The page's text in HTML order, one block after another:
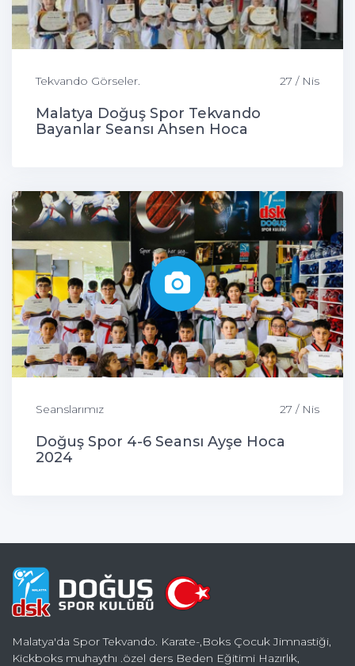
Tekvando Görseler. 27 / Nis
Malatya Doğuş Spor Tekvando
Bayanlar Seansı Ahsen Hoca
Seanslarımız 27 / Nis
Doğuş Spor 4-6 Seansı Ayşe Hoca
2024
Malatya'da Spor Tekvando. Karate-,Boks Çocuk Jimnastiği,
Kickboks muhaythı .özel ders Beden Eğitimi Hazırlık,